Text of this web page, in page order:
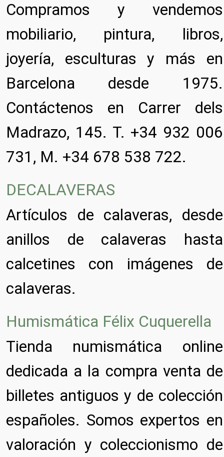
Compramos y vendemos
mobiliario, pintura, libros,
joyería, esculturas y más en
Barcelona desde 1975.
Contáctenos en Carrer dels
Madrazo, 145. T. +34 932 006
731, M. +34 678 538 722.
DECALAVERAS
Artículos de calaveras, desde
anillos de calaveras hasta
calcetines con imágenes de
calaveras.
Humismática Félix Cuquerella
Tienda numismática online
dedicada a la compra venta de
billetes antiguos y de colección
españoles. Somos expertos en
valoración y coleccionismo de